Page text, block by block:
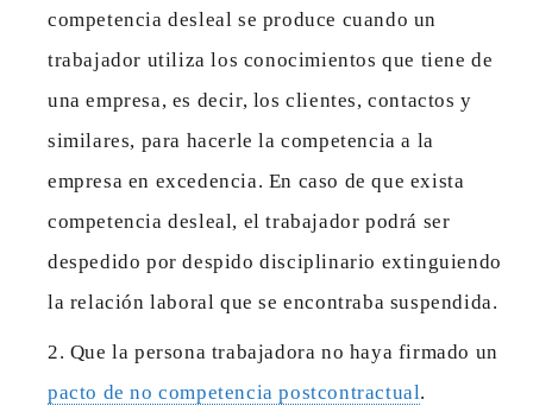
competencia desleal se produce cuando un
trabajador utiliza los conocimientos que tiene de
una empresa, es decir, los clientes, contactos y
similares, para hacerle la competencia a la
empresa en excedencia. En caso de que exista
competencia desleal, el trabajador podrá ser
despedido por despido disciplinario extinguiendo
la relación laboral que se encontraba suspendida.
Que la persona trabajadora no haya firmado un
pacto de no competencia postcontractual.